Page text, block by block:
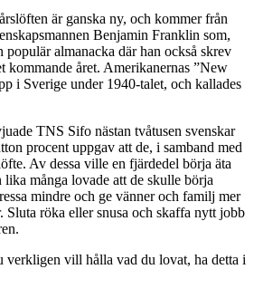
är ganska ny, och kommer från
Benjamin Franklin som,
populär almanacka där han också skrev
kommande året. Amerikanernas ”New
i Sverige under 1940-talet, och kallades
TNS Sifo nästan tvåtusen svenskar
procent uppgav att de, i samband med
Av dessa ville en fjärdedel börja äta
lika många lovade att de skulle börja
mindre och ge vänner och familj mer
Sluta röka eller snusa och skaffa nytt jobb
verkligen vill hålla vad du lovat, ha detta i